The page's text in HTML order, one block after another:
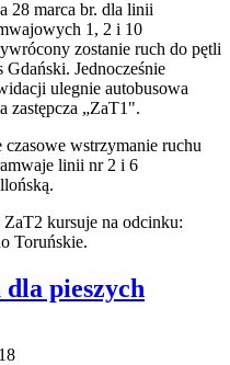
28 marca br. dla linii
1, 2 i 10
zostanie ruch do pętli
Gdański. Jednocześnie
ulegnie autobusowa
zastępcza „ZaT1".
wstrzymanie ruchu
linii nr 2 i 6
kursuje na odcinku:
Toruńskie.
pieszych